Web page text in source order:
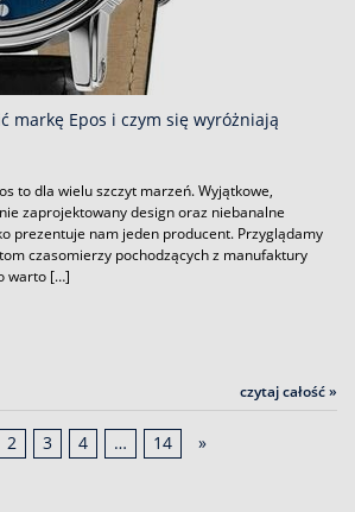
markę Epos i czym się wyróżniają
to dla wielu szczyt marzeń. Wyjątkowe,
zaprojektowany design oraz niebanalne
prezentuje nam jeden producent. Przyglądamy
czasomierzy pochodzących z manufaktury
warto […]
czytaj całość »
2 3 4 … 14 »